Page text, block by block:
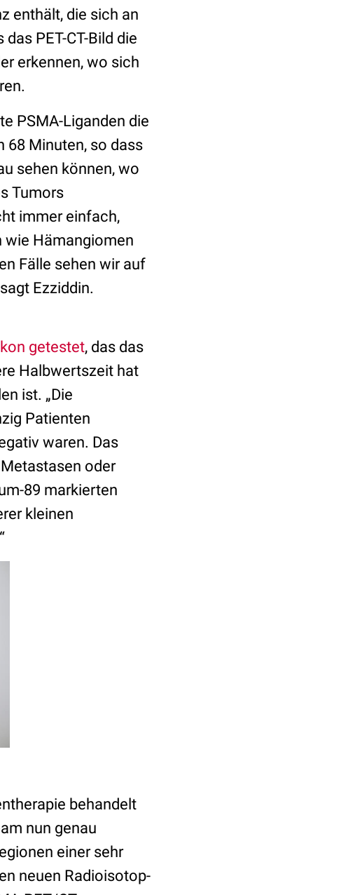
enthält, die sich an
PET-CT-Bild die
erkennen, wo sich
PSMA-Liganden die
68 Minuten, so dass
sehen können, wo
Tumors
immer einfach,
wie Hämangiomen
Fälle sehen wir auf
Ezziddin.
getestet, das das
Halbwertszeit hat
ist. „Die
Patienten
waren. Das
oder
89 markierten
kleinen
behandelt
nun genau
einer sehr
neuen Radioisotop-